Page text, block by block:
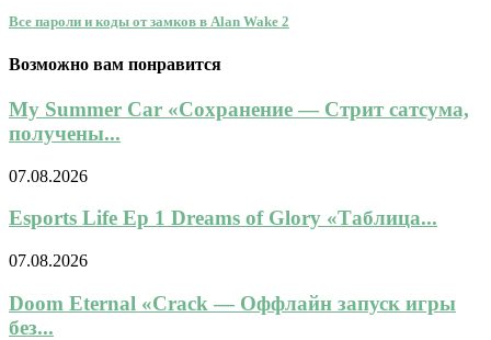
Все пароли и коды от замков в Alan Wake 2
Возможно вам понравится
My Summer Car «Сохранение — Стрит сатсума,
получены...
07.08.2026
Esports Life Ep 1 Dreams of Glory «Таблица...
07.08.2026
Doom Eternal «Crack — Оффлайн запуск игры
без...